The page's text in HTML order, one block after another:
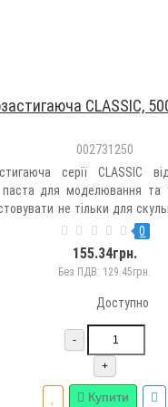
CLASSIC,
002731250
серії CLASSIC
для моделювання та
не тільки для
різних поверхонь, таких як
П ідходить для моделювання
0
155.34грн.
Без ПДВ: 129.45грн.
Доступно
-
+
Купити